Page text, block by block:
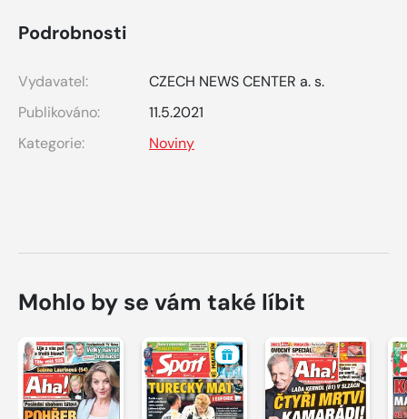
Podrobnosti
Vydavatel:
CZECH NEWS CENTER a. s.
Publikováno:
11.5.2021
Kategorie:
Noviny
Mohlo by se vám také líbit